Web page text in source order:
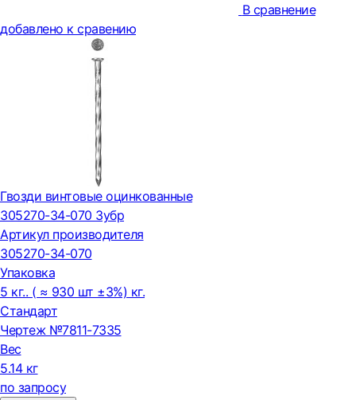
В сравнение
добавлено к сравению
Гвозди винтовые оцинкованные
305270-34-070 Зубр
Артикул производителя
305270-34-070
Упаковка
5 кг.. ( ≈ 930 шт ±3%) кг.
Стандарт
Чертеж №7811-7335
Вес
5.14 кг
по запросу